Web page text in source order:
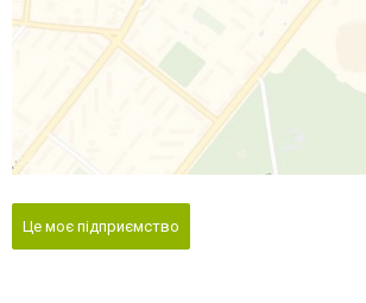
Це моє підприємство